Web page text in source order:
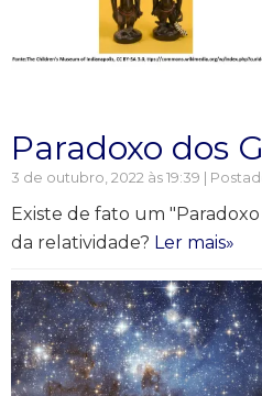
Paradoxo dos
3 de outubro, 2022 às 19:39 |
Existe de fato um
da relatividade? Ler mais»